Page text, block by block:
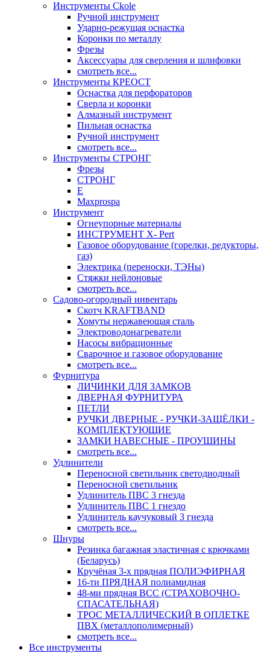
Инструменты Ckole
Ручной инструмент
Ударно‑режущая оснастка
Коронки по металлу
Фрезы
Аксессуары для сверления и шлифовки
смотреть все...
Инструменты КРЕОСТ
Оснастка для перфораторов
Сверла и коронки
Алмазный инструмент
Пильная оснастка
Ручной инструмент
смотреть все...
Инструменты СТРОНГ
Фрезы
СТРОНГ
Е
Maxprospa
Инструмент
Огнеупорные материалы
ИНСТРУМЕНТ X- Pert
Газовое оборудование (горелки, редукторы,
газ)
Электрика (переноски, ТЭНы)
Стяжки нейлоновые
смотреть все...
Садово-огородный инвентарь
Скотч KRAFTBAND
Хомуты нержавеющая сталь
Электроводонагреватели
Насосы вибрационные
Сварочное и газовое оборудование
смотреть все...
Фурнитура
ЛИЧИНКИ ДЛЯ ЗАМКОВ
ДВЕРНАЯ ФУРНИТУРА
ПЕТЛИ
РУЧКИ ДВЕРНЫЕ - РУЧКИ-ЗАЩЁЛКИ -
КОМПЛЕКТУЮЩИЕ
ЗАМКИ НАВЕСНЫЕ - ПРОУШИНЫ
смотреть все...
Удлинители
Переносной светильник светодиодный
Переносной светильник
Удлинитель ПВС 3 гнезда
Удлинитель ПВС 1 гнездо
Удлинитель каучуковый 3 гнезда
смотреть все...
Шнуры
Резинка багажная эластичная с крючками
(Беларусь)
Кручёная 3-х прядная ПОЛИЭФИРНАЯ
16-ти ПРЯДНАЯ полиамидная
48-ми прядная ВСС (СТРАХОВОЧНО-
СПАСАТЕЛЬНАЯ)
ТРОС МЕТАЛЛИЧЕСКИЙ В ОПЛЕТКЕ
ПВХ (металлополимерный)
смотреть все...
Все инструменты